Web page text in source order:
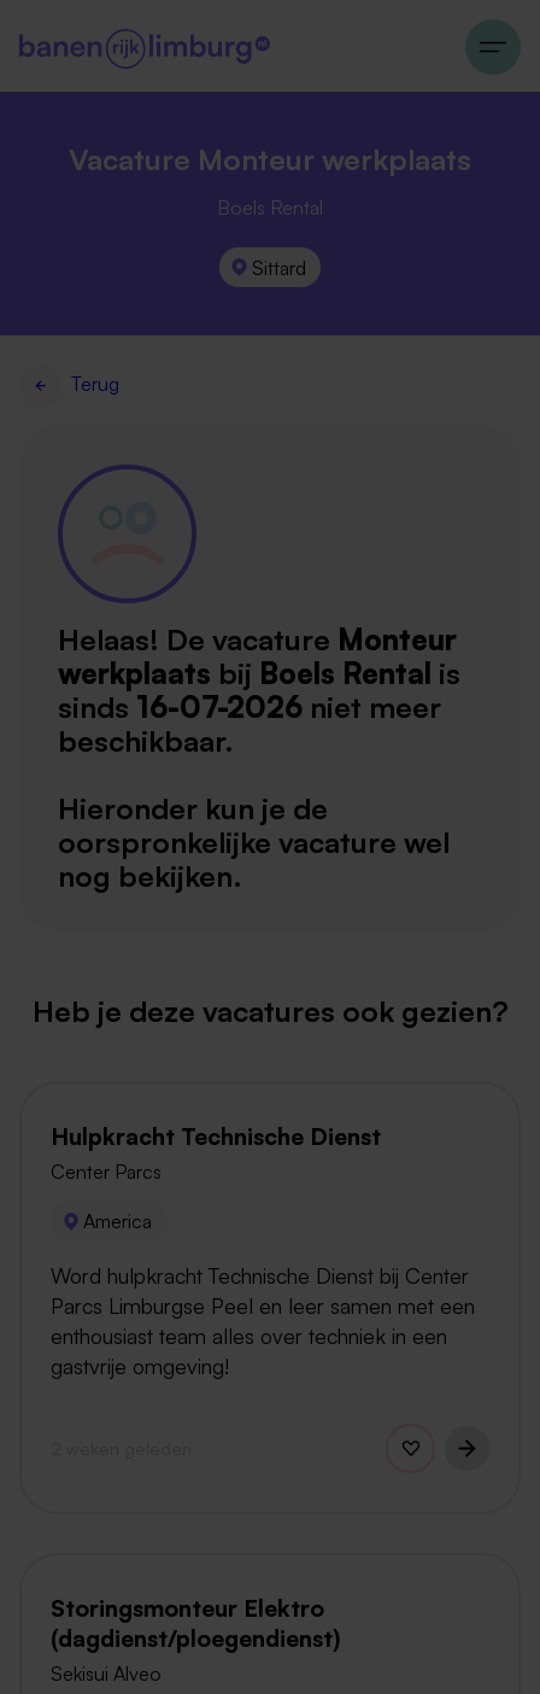
Vacature Monteur werkplaats
Boels Rental
Sittard
Terug
Helaas! De vacature Monteur
werkplaats bij Boels Rental is
sinds 16-07-2026 niet meer
beschikbaar.
Hieronder kun je de
oorspronkelijke vacature wel
nog bekijken.
Heb je deze vacatures ook gezien?
Hulpkracht Technische Dienst
Center Parcs
America
Word hulpkracht Technische Dienst bij Center
Parcs Limburgse Peel en leer samen met een
enthousiast team alles over techniek in een
gastvrije omgeving!
Storingsmonteur Elektro
(dagdienst/ploegendienst)
Sekisui Alveo